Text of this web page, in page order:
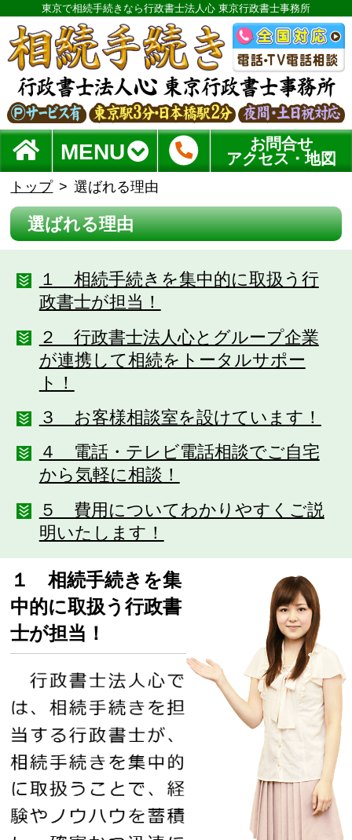
東京で相続手続きなら行政書士法人心 東京行政書士事務所
MENU
お問合せ
アクセス・地図
トップ 選ばれる理由
選ばれる理由
１ 相続手続きを集中的に取扱う行
政書士が担当！
２ 行政書士法人心とグループ企業
が連携して相続をトータルサポー
ト！
３ お客様相談室を設けています！
４ 電話・テレビ電話相談でご自宅
から気軽に相談！
５ 費用についてわかりやすくご説
明いたします！
１ 相続手続きを集
中的に取扱う行政書
士が担当！